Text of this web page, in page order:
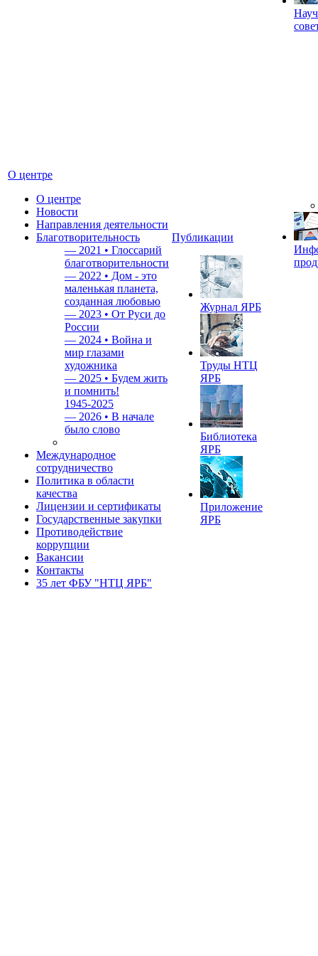
О центре
О центре
Новости
Направления деятельности
Благотворительность
— 2021 • Глоссарий
благотворительности
— 2022 • Дом - это
маленькая планета,
созданная любовью
— 2023 • От Руси до
России
— 2024 • Война и
мир глазами
художника
— 2025 • Будем жить
и помнить!
1945-2025
— 2026 • В начале
было слово
Международное
сотрудничество
Политика в области
качества
Лицензии и сертификаты
Государственные закупки
Противодействие
коррупции
Вакансии
Контакты
35 лет ФБУ "НТЦ ЯРБ"
Публикации
Журнал ЯРБ
Труды НТЦ
ЯРБ
Библиотека
ЯРБ
Приложение
ЯРБ